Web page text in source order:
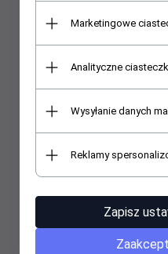
Kolorystyka płyt
Wszystkie meble które są
kolorach standardowych
Marketingowe
Analityczne
Wysyłanie danych
Reklamy
Zapisz